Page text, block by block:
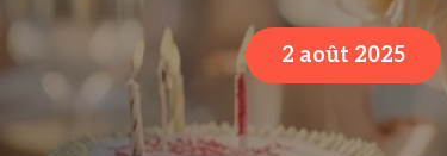
2 août 2025